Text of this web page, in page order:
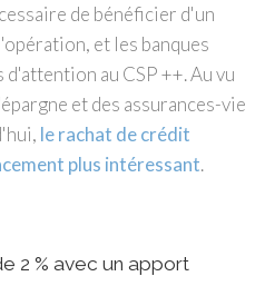
de bénéficier d'un
et les banques
au CSP ++. Au vu
et des assurances-vie
le rachat de crédit
plus intéressant.
2 % avec un apport